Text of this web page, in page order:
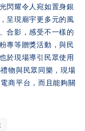
閃耀令人宛如置身銀
呈現廟宇更多元的風
合影，感受不一樣的
專等贈獎活動，與民
於現場導引民眾使用
物與民眾同樂，現場
商平台，而且能夠關